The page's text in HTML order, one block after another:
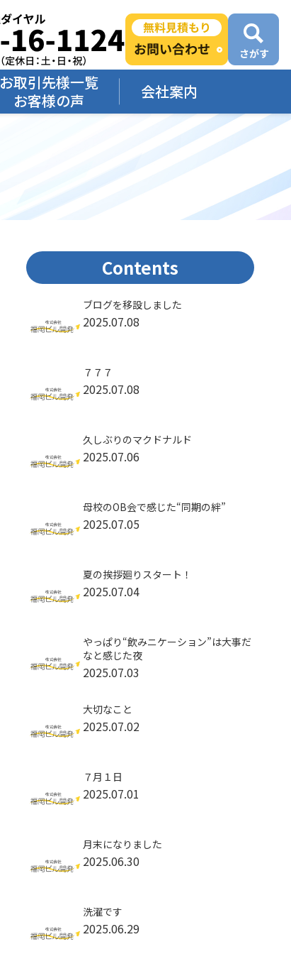
お取引先様一覧
お客様の声
会社案内
Contents
ブログを移設しました
2025.07.08
７７７
2025.07.08
久しぶりのマクドナルド
2025.07.06
母校のOB会で感じた“同期の絆”
2025.07.05
夏の挨拶廻りスタート！
2025.07.04
やっぱり“飲みニケーション”は大事だ
なと感じた夜
2025.07.03
大切なこと
2025.07.02
７月１日
2025.07.01
月末になりました
2025.06.30
洗濯です
2025.06.29